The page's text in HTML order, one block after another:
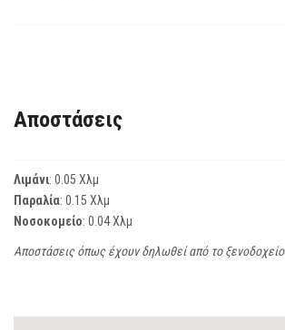
Αποστάσεις
Λιμάνι: 0.05 Χλμ
Παραλία: 0.15 Χλμ
Νοσοκομείο: 0.04 Χλμ
Αποστάσεις όπως έχουν δηλωθεί από το ξενοδοχείο